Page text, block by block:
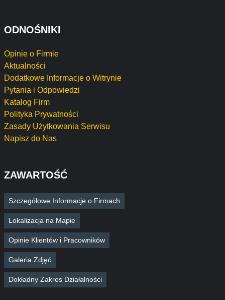
ODNOŚNIKI
Opinie o Firmie
Aktualności
Dodatkowe Informacje o Witrynie
Pytania i Odpowiedzi
Katalog Firm
Polityka Prywatności
Zasady Użytkowania Serwisu
Napisz do Nas
ZAWARTOŚĆ
Szczegółowe Informacje o Firmach
Lokalizacja na Mapie
Opinie Klientów i Pracowników
Galeria Zdjęć
Dokładny Zakres Działalności